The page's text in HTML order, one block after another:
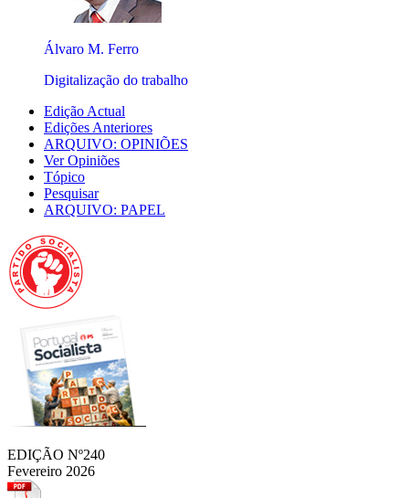
Álvaro M. Ferro
Digitalização do trabalho
Edição Actual
Edições Anteriores
ARQUIVO: OPINIÕES
Ver Opiniões
Tópico
Pesquisar
ARQUIVO: PAPEL
EDIÇÃO Nº240
Fevereiro 2026